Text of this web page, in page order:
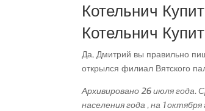
Котельнич
Котельнич
Да, Дмитрий вы правильно
открылся филиал Вятского
Архивировано 26 июля года.
населения года , на 1